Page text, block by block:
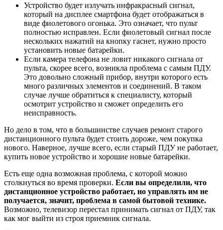
Устройство будет излучать инфракрасный сигнал,
который на дисплее смартфона будет отображаться в
виде фиолетового огонька. Это означает, что пульт
полностью исправлен. Если фиолетовый сигнал после
нескольких нажатий на кнопку гаснет, нужно просто
установить новые батарейки.
Если камера телефона не ловит никакого сигнала от
пульта, скорее всего, возникла проблема с самым ПДУ.
Это довольно сложный прибор, внутри которого есть
много различных элементов и соединений. В таком
случае лучше обратиться к специалисту, который
осмотрит устройство и сможет определить его
неисправность.
Но дело в том, что в большинстве случаев ремонт старого
дистанционного пульта будет стоить дороже, чем покупка
нового. Наверное, лучше всего, если старый ПДУ не работает,
купить новое устройство и хорошие новые батарейки.
Есть еще одна возможная проблема, с которой можно
столкнуться во время проверки. Если вы определили, что
дистанционное устройство работает, но управлять им не
получается, значит, проблема в самой бытовой технике.
Возможно, телевизор перестал принимать сигнал от ПДУ, так
как мог выйти из строя приемник сигнала.